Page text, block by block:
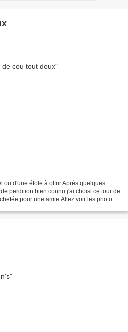
ou d'une étole à offrir.Après quelques
perdition bien connu j'ai choisi ce tour de
pour une amie Allez voir les photos